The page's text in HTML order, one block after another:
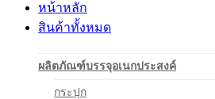
หน้าหลัก
สินค้าทั้งหมด
ผลิตภัณฑ์บรรจุอเนกประสงค์
กระปุก